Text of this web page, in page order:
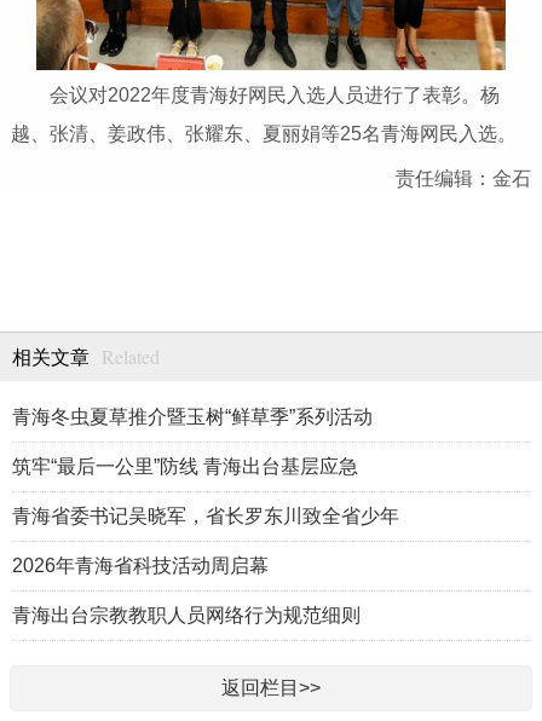
会议对2022年度青海好网民入选人员进行了表彰。杨
越、张清、姜政伟、张耀东、夏丽娟等25名青海网民入选。
责任编辑：金石
相关文章 Related
青海冬虫夏草推介暨玉树“鲜草季”系列活动
筑牢“最后一公里”防线 青海出台基层应急
青海省委书记吴晓军，省长罗东川致全省少年
2026年青海省科技活动周启幕
青海出台宗教教职人员网络行为规范细则
返回栏目>>